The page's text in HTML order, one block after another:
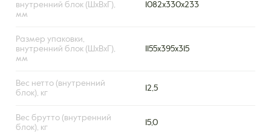
внутренний блок (ШxВxГ),
мм
1082х330х233
Размер упаковки,
внутренний блок (ШxВxГ),
мм
1155х395х315
Вес нетто (внутренний
блок), кг
12,5
Вес брутто (внутренний
блок), кг
15,0